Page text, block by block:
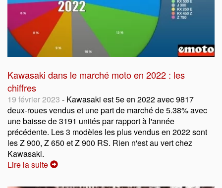
Kawasaki dans le marché moto en 2022 : les
chiffres
19 février 2023 - Kawasaki est 5e en 2022 avec 9817
deux-roues vendus et une part de marché de 5.38% avec
une baisse de 3191 unités par rapport à l'année
précédente. Les 3 modèles les plus vendus en 2022 sont
les Z 900, Z 650 et Z 900 RS. Rien n'est au vert chez
Kawasaki.
Lire la suite